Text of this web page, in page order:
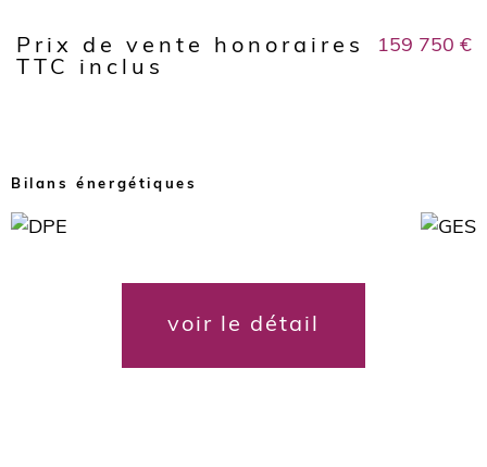
Caractéristiques Valeurs
Prix de vente honoraires
TTC inclus
159 750 €
Bilans énergétiques
voir le détail